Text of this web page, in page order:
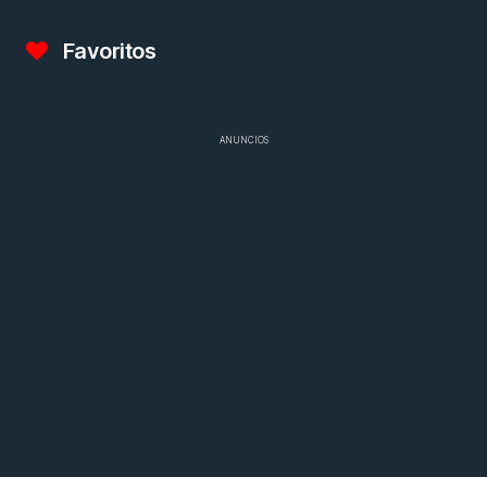
Favoritos
ANUNCIOS